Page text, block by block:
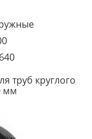
труб круглого
мм